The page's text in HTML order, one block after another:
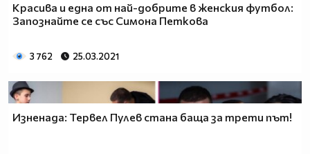
Красива и една от най-добрите в женския футбол:
Запознайте се със Симона Петкова
3 762 25.03.2021
Изненада: Тервел Пулев стана баща за трети път!